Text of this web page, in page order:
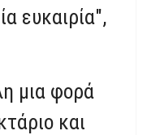
ευκαιρία",
μια φορά
και